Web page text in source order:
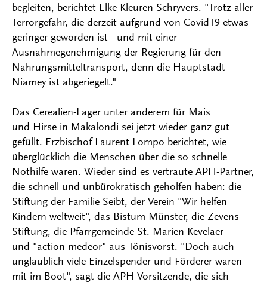
begleiten, berichtet Elke Kleuren-Schryvers. "Trotz aller
Terrorgefahr, die derzeit aufgrund von Covid19 etwas
geringer geworden ist - und mit einer
Ausnahmegenehmigung der Regierung für den
Nahrungsmitteltransport, denn die Hauptstadt
Niamey ist abgeriegelt."
Das Cerealien-Lager unter anderem für Mais
und Hirse in Makalondi sei jetzt wieder ganz gut
gefüllt. Erzbischof Laurent Lompo berichtet, wie
überglücklich die Menschen über die so schnelle
Nothilfe waren. Wieder sind es vertraute APH-Partner,
die schnell und unbürokratisch geholfen haben: die
Stiftung der Familie Seibt, der Verein "Wir helfen
Kindern weltweit", das Bistum Münster, die Zevens-
Stiftung, die Pfarrgemeinde St. Marien Kevelaer
und "action medeor" aus Tönisvorst. "Doch auch
unglaublich viele Einzelspender und Förderer waren
mit im Boot", sagt die APH-Vorsitzende, die sich